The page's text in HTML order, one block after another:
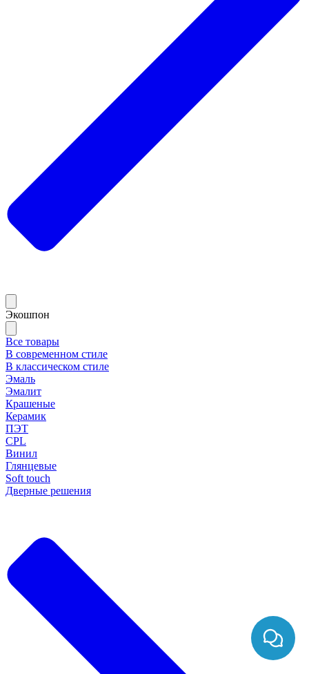
Экошпон
Все товары
В современном стиле
В классическом стиле
Эмаль
Эмалит
Крашеные
Керамик
ПЭТ
CPL
Винил
Глянцевые
Soft touch
Дверные решения